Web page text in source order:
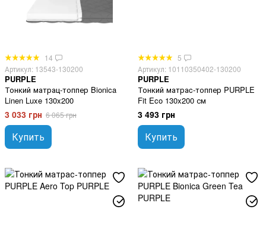
14
Артикул: 13543-130200
PURPLE
Тонкий матрац-топпер Bionica
Linen Luxe 130x200
3 033 грн 6 065 грн
Купить
5
Артикул: 10110350402-130200
PURPLE
Тонкий матраc-топпер PURPLE
Fit Eco 130x200 см
3 493 грн
Купить